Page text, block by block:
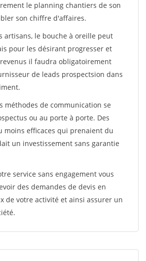
le planning chantiers de son
son chiffre d'affaires.
artisans, le bouche à oreille peut
pour les désirant progresser et
il faudra obligatoirement
de leads prospectsion dans
méthodes de communication se
ou au porte à porte. Des
moins efficaces qui prenaient du
un investissement sans garantie
service sans engagement vous
des demandes de devis en
de votre activité et ainsi assurer un